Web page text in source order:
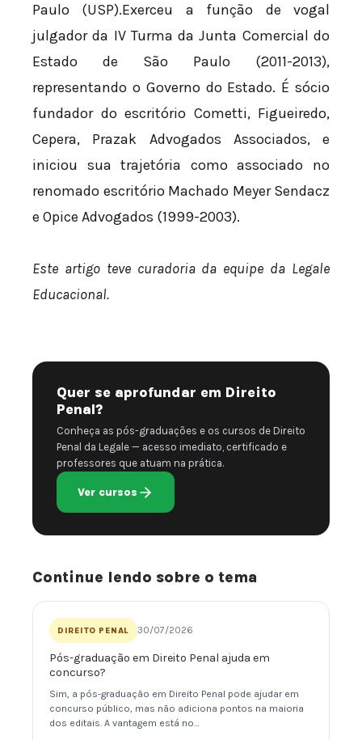
Paulo (USP).Exerceu a função de vogal
julgador da IV Turma da Junta Comercial do
Estado de São Paulo (2011-2013),
representando o Governo do Estado. É sócio
fundador do escritório Cometti, Figueiredo,
Cepera, Prazak Advogados Associados, e
iniciou sua trajetória como associado no
renomado escritório Machado Meyer Sendacz
e Opice Advogados (1999-2003).
Este artigo teve curadoria da equipe da Legale
Educacional.
Quer se aprofundar em Direito
Penal?
Conheça as pós-graduações e os cursos de Direito
Penal da Legale — acesso imediato, certificado e
professores que atuam na prática.
Ver cursos
Continue lendo sobre o tema
DIREITO PENAL 30/07/2026
Pós-graduação em Direito Penal ajuda em
concurso?
Sim, a pós-graduação em Direito Penal pode ajudar em
concurso público, mas não adiciona pontos na maioria
dos editais. A vantagem está no…